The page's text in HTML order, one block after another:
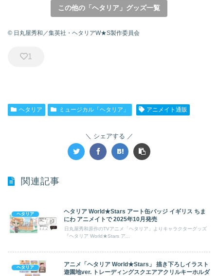
この他の「ヘタリア」グッズ一覧
© 日丸屋秀和／集英社・ヘタリアW★S製作委員会
1
ヘタリア ミュージカル「ヘタリア」 アニメイト通販
シェアする
関連記事
ヘタリア
ヘタリア World★Stars アート缶バッジ イギリス ちま
にわ アニメイトで 2025年10月発売
日丸屋秀和原作のTVアニメ「ヘタリア」よりキャラクターグッズ
『ヘタリア World★Stars ア...
ヘタリア
アニメ「ヘタリア World★Stars」 描き下ろしイラスト
遊園地ver. トレーディングスクエアアクリルキーホルダ